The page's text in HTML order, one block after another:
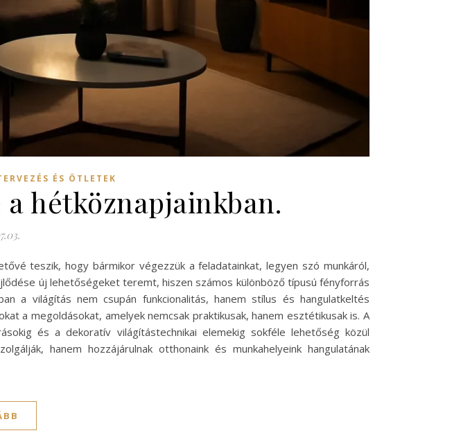
ÉS ÖTLETEK
hétköznapjainkban.
teszik, hogy bármikor végezzük a feladatainkat, legyen szó munkáról,
új lehetőségeket teremt, hiszen számos különböző típusú fényforrás
a világítás nem csupán funkcionalitás, hanem stílus és hangulatkeltés
a megoldásokat, amelyek nemcsak praktikusak, hanem esztétikusak is. A
és a dekoratív világítástechnikai elemekig sokféle lehetőség közül
hanem hozzájárulnak otthonaink és munkahelyeink hangulatának